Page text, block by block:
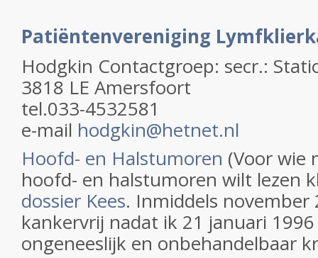
Patiëntenvereniging
Hodgkin Contactgroep: secr.:
3818 LE Amersfoort
tel.033-4532581
e-mail hodgkin@hetnet.nl
Hoofd- en Halstumoren (Voor wie
hoofd- en halstumoren wilt lezen
dossier Kees. Inmiddels november
kankervrij nadat ik 21 januari
ongeneeslijk en onbehandelbaar